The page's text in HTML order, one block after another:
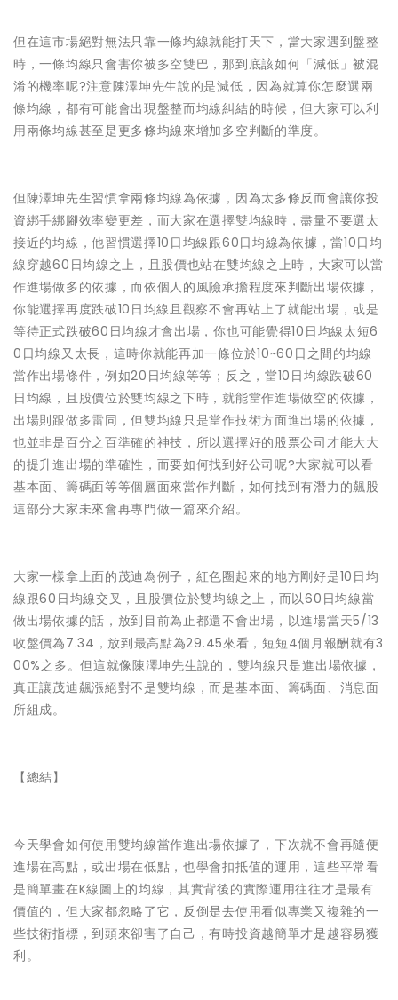
但在這市場絕對無法只靠一條均線就能打天下，當大家遇到盤整
時，一條均線只會害你被多空雙巴，那到底該如何「減低」被混
淆的機率呢?注意陳澤坤先生說的是減低，因為就算你怎麼選兩
條均線，都有可能會出現盤整而均線糾結的時候，但大家可以利
用兩條均線甚至是更多條均線來增加多空判斷的準度。
但陳澤坤先生習慣拿兩條均線為依據，因為太多條反而會讓你投
資綁手綁腳效率變更差，而大家在選擇雙均線時，盡量不要選太
接近的均線，他習慣選擇10日均線跟60日均線為依據，當10日均
線穿越60日均線之上，且股價也站在雙均線之上時，大家可以當
作進場做多的依據，而依個人的風險承擔程度來判斷出場依據，
你能選擇再度跌破10日均線且觀察不會再站上了就能出場，或是
等待正式跌破60日均線才會出場，你也可能覺得10日均線太短6
0日均線又太長，這時你就能再加一條位於10~60日之間的均線
當作出場條件，例如20日均線等等；反之，當10日均線跌破60
日均線，且股價位於雙均線之下時，就能當作進場做空的依據，
出場則跟做多雷同，但雙均線只是當作技術方面進出場的依據，
也並非是百分之百準確的神技，所以選擇好的股票公司才能大大
的提升進出場的準確性，而要如何找到好公司呢?大家就可以看
基本面、籌碼面等等個層面來當作判斷，如何找到有潛力的飆股
這部分大家未來會再專門做一篇來介紹。
大家一樣拿上面的茂迪為例子，紅色圈起來的地方剛好是10日均
線跟60日均線交叉，且股價位於雙均線之上，而以60日均線當
做出場依據的話，放到目前為止都還不會出場，以進場當天5/13
收盤價為7.34，放到最高點為29.45來看，短短4個月報酬就有3
00%之多。但這就像陳澤坤先生說的，雙均線只是進出場依據，
真正讓茂迪飆漲絕對不是雙均線，而是基本面、籌碼面、消息面
所組成。
【總結】
今天學會如何使用雙均線當作進出場依據了，下次就不會再隨便
進場在高點，或出場在低點，也學會扣抵值的運用，這些平常看
是簡單畫在K線圖上的均線，其實背後的實際運用往往才是最有
價值的，但大家都忽略了它，反倒是去使用看似專業又複雜的一
些技術指標，到頭來卻害了自己，有時投資越簡單才是越容易獲
利。